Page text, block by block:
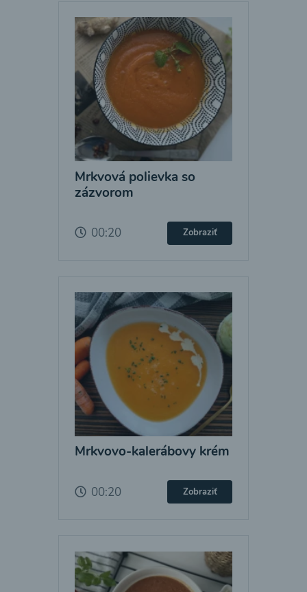
Mrkvová polievka so
zázvorom
00:20 Zobraziť
Mrkvovo-kalerábovy krém
00:20 Zobraziť